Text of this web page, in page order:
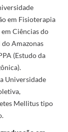
em Fisioterapia
Ciências do
Amazonas
(Estudo da
Universidade
Mellitus tipo